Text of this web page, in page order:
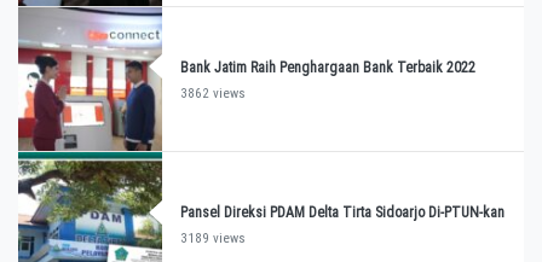
Bank Jatim Raih Penghargaan Bank Terbaik 2022
3862 views
Pansel Direksi PDAM Delta Tirta Sidoarjo Di-PTUN-kan
3189 views